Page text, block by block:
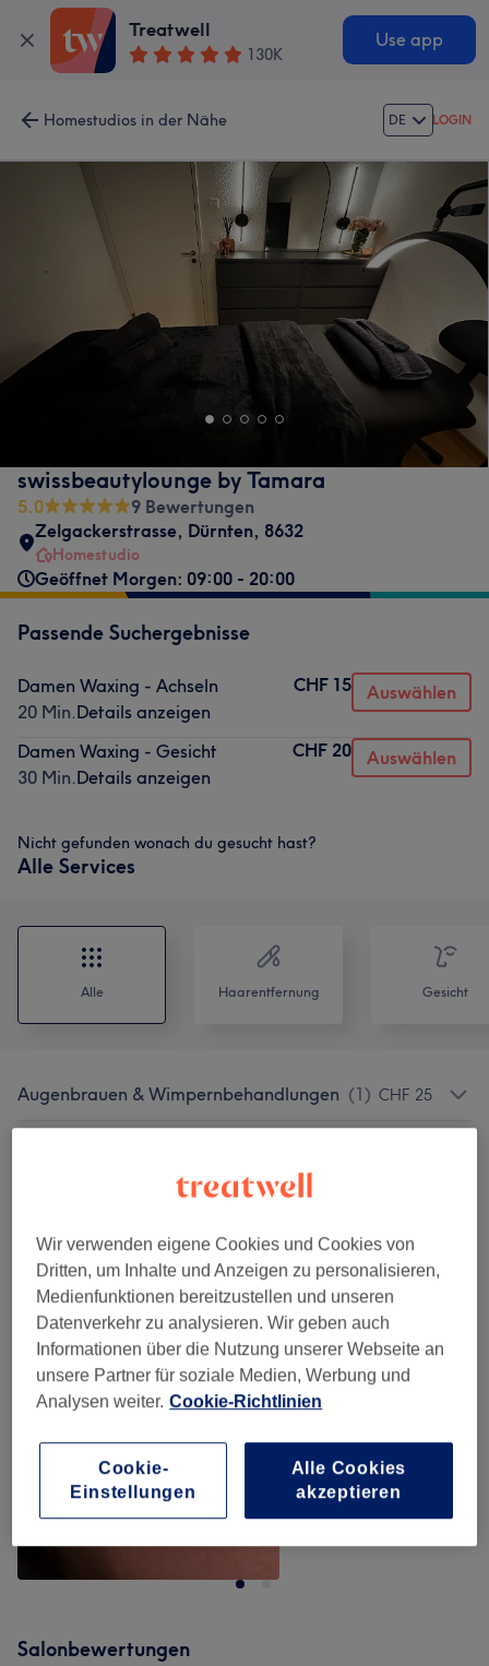
Treatwell
130K
Use app
Homestudios in der Nähe DE LOGIN
swissbeautylounge by Tamara
5.0
9 Bewertungen
Zelgackerstrasse, Dürnten, 8632
Homestudio
Geöffnet Morgen: 09:00 - 20:00
Passende Suchergebnisse
Damen Waxing - Achseln
20 Min.Details anzeigen
CHF 15 Auswählen
Damen Waxing - Gesicht
30 Min.Details anzeigen
CHF 20 Auswählen
Nicht gefunden wonach du gesucht hast?
Alle Services
Alle Haarentfernung Gesicht
Augenbrauen & Wimpernbehandlungen (1) CHF 25
Bild anklicken für weitere Details
Salonbewertungen
Wir verwenden eigene Cookies und Cookies von
Dritten, um Inhalte und Anzeigen zu personalisieren,
Medienfunktionen bereitzustellen und unseren
Datenverkehr zu analysieren. Wir geben auch
Informationen über die Nutzung unserer Webseite an
unsere Partner für soziale Medien, Werbung und
Analysen weiter. Cookie-Richtlinien
Alle Cookies
akzeptieren
Cookie-
Einstellungen